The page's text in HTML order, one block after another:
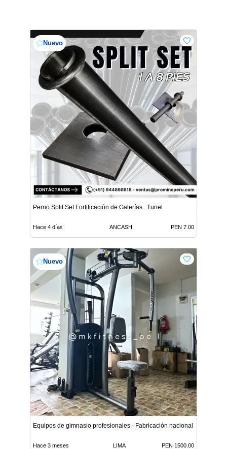
Nuevo
Perno Split Set Fortificación de Galerías . Tunel
Hace 4 días ANCASH PEN 7.00
Nuevo
Equipos de gimnasio profesionales - Fabricación nacional
Hace 3 meses LIMA PEN 1500.00